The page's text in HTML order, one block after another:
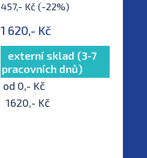
457,- Kč (-22%)
1 620,- Kč
externí sklad (3-7
pracovních dnů)
od 0,- Kč
1620,- Kč